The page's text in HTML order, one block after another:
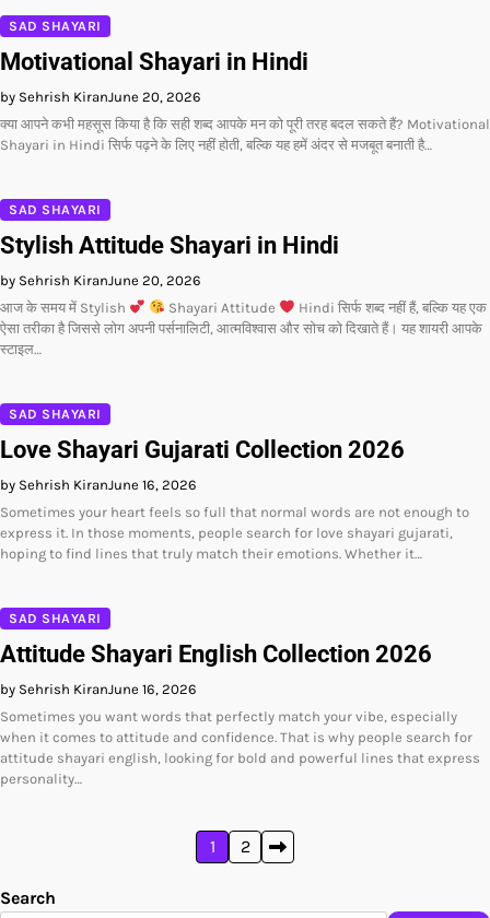
SAD SHAYARI
Motivational Shayari in Hindi
by Sehrish KiranJune 20, 2026
क्या आपने कभी महसूस किया है कि सही शब्द आपके मन को पूरी तरह बदल सकते हैं? Motivational
Shayari in Hindi सिर्फ पढ़ने के लिए नहीं होती, बल्कि यह हमें अंदर से मजबूत बनाती है…
SAD SHAYARI
Stylish Attitude Shayari in Hindi
by Sehrish KiranJune 20, 2026
आज के समय में Stylish
Shayari Attitude
Hindi सिर्फ शब्द नहीं हैं, बल्कि यह एक
ऐसा तरीका है जिससे लोग अपनी पर्सनालिटी, आत्मविश्वास और सोच को दिखाते हैं। यह शायरी आपके
स्टाइल…
SAD SHAYARI
Love Shayari Gujarati Collection 2026
by Sehrish KiranJune 16, 2026
Sometimes your heart feels so full that normal words are not enough to
express it. In those moments, people search for love shayari gujarati,
hoping to find lines that truly match their emotions. Whether it…
SAD SHAYARI
Attitude Shayari English Collection 2026
by Sehrish KiranJune 16, 2026
Sometimes you want words that perfectly match your vibe, especially
when it comes to attitude and confidence. That is why people search for
attitude shayari english, looking for bold and powerful lines that express
personality…
pagination
1 2
Search